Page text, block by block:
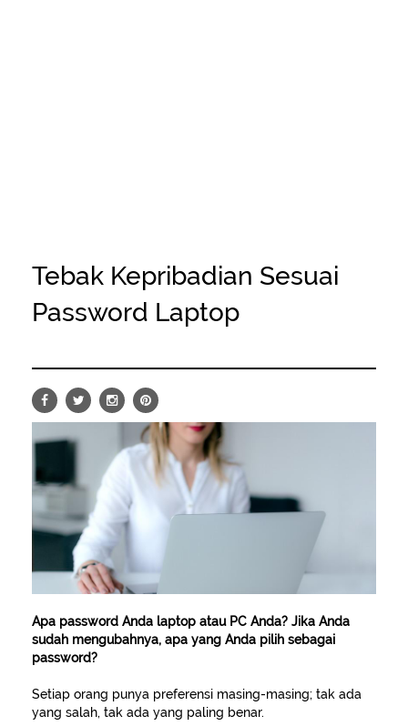
Tebak Kepribadian Sesuai
Password Laptop
Apa password Anda laptop atau PC Anda? Jika Anda
sudah mengubahnya, apa yang Anda pilih sebagai
password?
Setiap orang punya preferensi masing-masing; tak ada
yang salah, tak ada yang paling benar.